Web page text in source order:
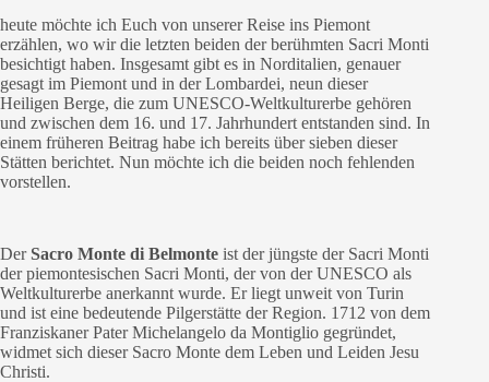
heute möchte ich Euch von unserer Reise ins Piemont
erzählen, wo wir die letzten beiden der berühmten Sacri Monti
besichtigt haben. Insgesamt gibt es in Norditalien, genauer
gesagt im Piemont und in der Lombardei, neun dieser
Heiligen Berge, die zum UNESCO-Weltkulturerbe gehören
und zwischen dem 16. und 17. Jahrhundert entstanden sind. In
einem früheren Beitrag habe ich bereits über sieben dieser
Stätten berichtet. Nun möchte ich die beiden noch fehlenden
vorstellen.
DerSacro Monte di Belmonte ist der jüngste der Sacri Monti
der piemontesischen Sacri Monti, der von der UNESCO als
Weltkulturerbe anerkannt wurde. Er liegt unweit von Turin
und ist eine bedeutende Pilgerstätte der Region. 1712 von dem
Franziskaner Pater Michelangelo da Montiglio gegründet,
widmet sich dieser Sacro Monte dem Leben und Leiden Jesu
Christi.